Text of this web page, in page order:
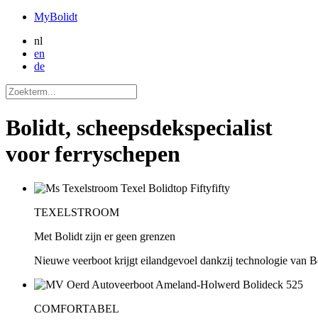
MyBolidt
nl
en
de
Bolidt, scheepsdekspecialist
voor ferryschepen
TEXELSTROOM
Met Bolidt zijn er geen grenzen
Nieuwe veerboot krijgt eilandgevoel dankzij technologie van
COMFORTABEL